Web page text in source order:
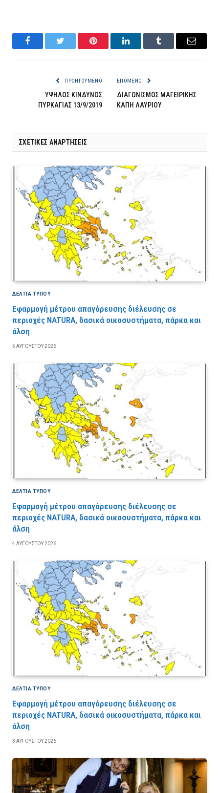
FacebookTwitter Pinterest LinkedInTumblr Email
ΠΡΟΗΓΟΎΜΕΝΟ
ΥΨΗΛΟΣ ΚΙΝΔΥΝΟΣ
ΠΥΡΚΑΓΙΑΣ 13/9/2019
ΕΠΌΜΕΝΟ
ΔΙΑΓΩΝΙΣΜΟΣ ΜΑΓΕΙΡΙΚΗΣ
ΚΑΠΗ ΛΑΥΡΙΟΥ
ΣΧΕΤΙΚΈΣ ΑΝΑΡΤΉΣΕΙΣ
ΔΕΛΤΙΑ ΤΥΠΟΥ
Εφαρμογή μέτρου απαγόρευσης διέλευσης σε
περιοχές NATURA, δασικά οικοσυστήματα, πάρκα και
άλση
5 ΑΥΓΟΎΣΤΟΥ 2026
ΔΕΛΤΙΑ ΤΥΠΟΥ
Εφαρμογή μέτρου απαγόρευσης διέλευσης σε
περιοχές NATURA, δασικά οικοσυστήματα, πάρκα και
άλση
4 ΑΥΓΟΎΣΤΟΥ 2026
ΔΕΛΤΙΑ ΤΥΠΟΥ
Εφαρμογή μέτρου απαγόρευσης διέλευσης σε
περιοχές NATURA, δασικά οικοσυστήματα, πάρκα και
άλση
3 ΑΥΓΟΎΣΤΟΥ 2026